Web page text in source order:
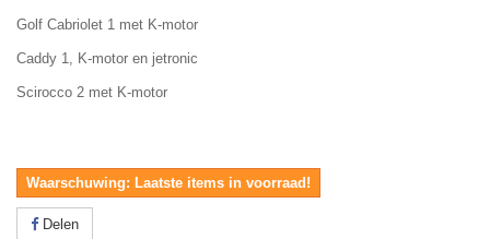
Golf Cabriolet 1 met K-motor
Caddy 1, K-motor en jetronic
Scirocco 2 met K-motor
Waarschuwing: Laatste items in voorraad!
Delen